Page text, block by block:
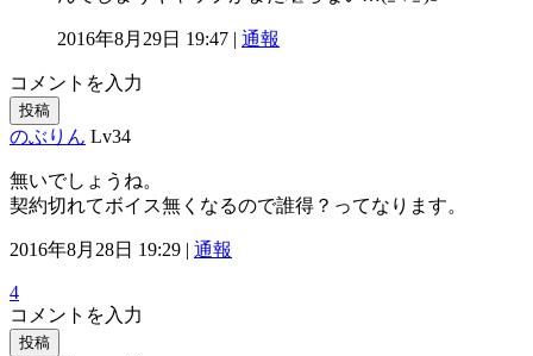
2016年8月29日 19:47 | 通報
コメントを入力
投稿
のぶりん Lv34
無いでしょうね。
契約切れてボイス無くなるので誰得？ってなります。
2016年8月28日 19:29 | 通報
4
コメントを入力
投稿